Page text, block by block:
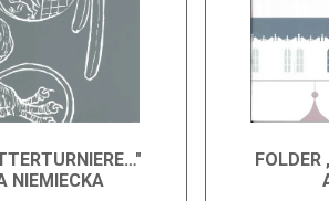
NIEMIECKA
FOLDER